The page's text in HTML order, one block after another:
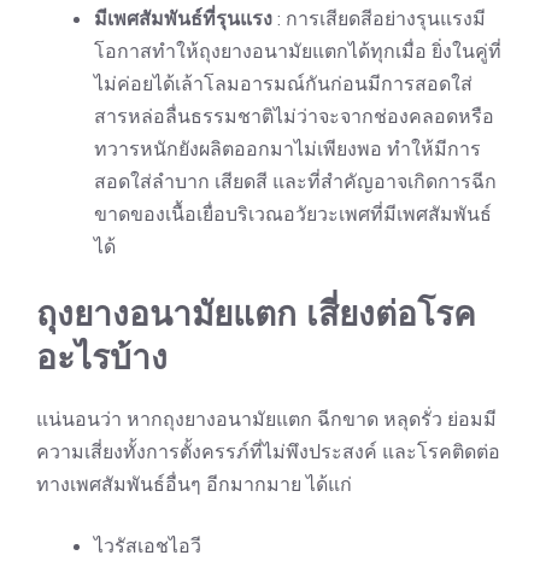
มีเพศสัมพันธ์ที่รุนแรง : การเสียดสีอย่างรุนแรงมี
โอกาสทำให้ถุงยางอนามัยแตกได้ทุกเมื่อ ยิ่งในคู่ที่
ไม่ค่อยได้เล้าโลมอารมณ์กันก่อนมีการสอดใส่
สารหล่อลื่นธรรมชาติไม่ว่าจะจากช่องคลอดหรือ
ทวารหนักยังผลิตออกมาไม่เพียงพอ ทำให้มีการ
สอดใส่ลำบาก เสียดสี และที่สำคัญอาจเกิดการฉีก
ขาดของเนื้อเยื่อบริเวณอวัยวะเพศที่มีเพศสัมพันธ์
ได้
ถุงยางอนามัยแตก เสี่ยงต่อโรค
อะไรบ้าง
แน่นอนว่า หากถุงยางอนามัยแตก ฉีกขาด หลุดรั่ว ย่อมมี
ความเสี่ยงทั้งการตั้งครรภ์ที่ไม่พึงประสงค์ และโรคติดต่อ
ทางเพศสัมพันธ์อื่นๆ อีกมากมาย ได้แก่
ไวรัสเอชไอวี